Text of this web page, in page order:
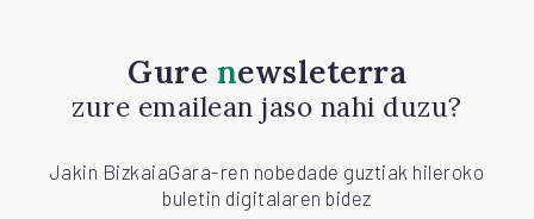
Gure newsleterra
zure emailean jaso nahi duzu?
Jakin BizkaiaGara-ren nobedade guztiak hileroko
buletin digitalaren bidez